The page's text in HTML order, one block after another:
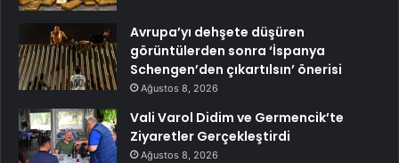
Avrupa’yı dehşete düşüren
görüntülerden sonra ‘İspanya
Schengen’den çıkartılsın’ önerisi
Ağustos 8, 2026
Vali Varol Didim ve Germencik’te
Ziyaretler Gerçekleştirdi
Ağustos 8, 2026